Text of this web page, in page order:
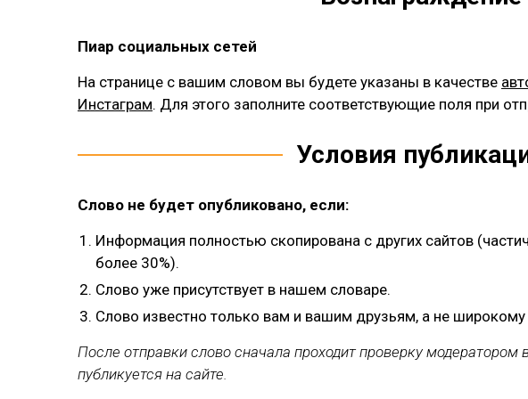
Пиар социальных сетей
На странице с вашим словом вы будете указаны в качестве
Инстаграм. Для этого заполните соответствующие поля при
Условия
Слово не будет опубликовано, если:
Информация полностью скопирована с других сайтов
более 30%).
Слово уже присутствует в нашем словаре.
Слово известно только вам и вашим друзьям, а не широкому
После отправки слово сначала проходит проверку модератором
публикуется на сайте.